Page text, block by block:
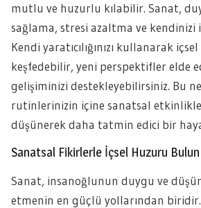
mutlu ve huzurlu kılabilir. Sanat,
sağlama, stresi azaltma ve
Kendi yaratıcılığınızı kullanarak içsel
keşfedebilir, yeni perspektifler elde
gelişiminizi destekleyebilirsiniz. Bu
rutinlerinizin içine sanatsal
düşünerek daha tatmin edici bir
Sanatsal Fikirlerle İçsel Huzuru Bulun
Sanat, insanoğlunun duygu ve
etmenin en güçlü yollarından